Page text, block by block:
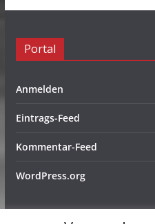
Portal
Anmelden
Eintrags-Feed
Kommentar-Feed
WordPress.org